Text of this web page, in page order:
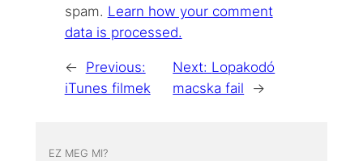
spam. Learn how your comment
data is processed.
←
Previous:
iTunes filmek
Next: Lopakodó
macska fail
→
EZ MEG MI?